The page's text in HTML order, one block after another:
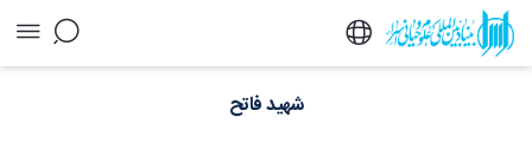
شهید فاتح - خبرگزاری اسراء
شهید فاتح